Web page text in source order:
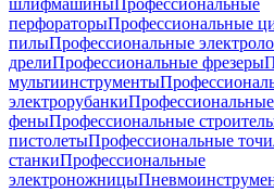
шлифмашиныПрофессиональные
перфораторыПрофессиональные
пилыПрофессиональные
дрелиПрофессиональные фрезеры
мультиинструменты
электрорубанки
феныПрофессиональные
пистолетыПрофессиональные
станкиПрофессиональные
электроножницы